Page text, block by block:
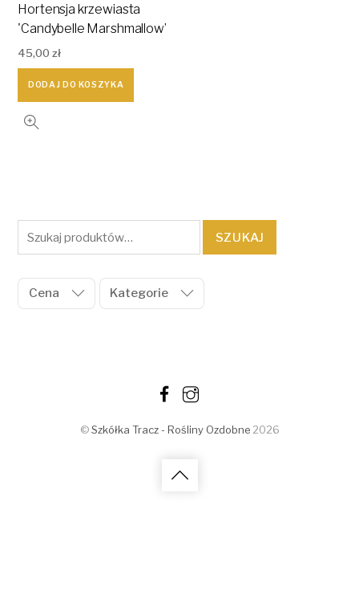
Hortensja krzewiasta
'Candybelle Marshmallow’
45,00zł
DODAJ DO KOSZYKA
Szukaj:
SZUKAJ
Cena Kategorie
© Szkółka Tracz - Rośliny Ozdobne2026